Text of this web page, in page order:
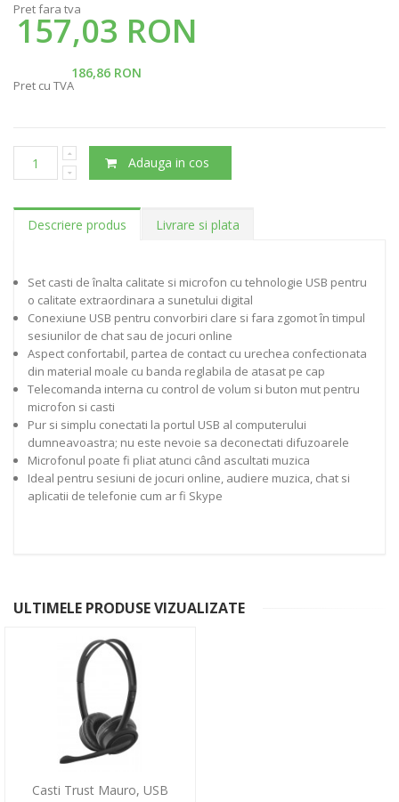
Pret fara tva
157,03 RON
186,86 RON
Pret cu TVA
Adauga in cos
Descriere produs Livrare si plata
Set casti de înalta calitate si microfon cu tehnologie USB pentru
o calitate extraordinara a sunetului digital
Conexiune USB pentru convorbiri clare si fara zgomot în timpul
sesiunilor de chat sau de jocuri online
Aspect confortabil, partea de contact cu urechea confectionata
din material moale cu banda reglabila de atasat pe cap
Telecomanda interna cu control de volum si buton mut pentru
microfon si casti
Pur si simplu conectati la portul USB al computerului
dumneavoastra; nu este nevoie sa deconectati difuzoarele
Microfonul poate fi pliat atunci când ascultati muzica
Ideal pentru sesiuni de jocuri online, audiere muzica, chat si
aplicatii de telefonie cum ar fi Skype
ULTIMELE PRODUSE VIZUALIZATE
Casti Trust Mauro, USB